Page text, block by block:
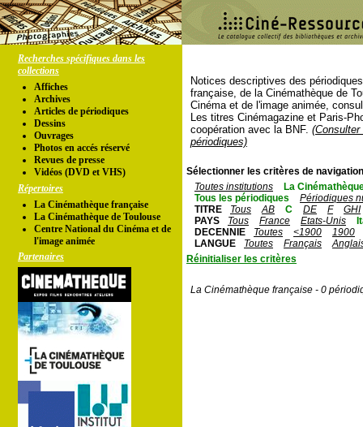
Recherches spécifiques dans les
collections
Affiches
Archives
Articles de périodiques
Dessins
Ouvrages
Photos en accés réservé
Revues de presse
Vidéos (DVD et VHS)
Répertoires
La Cinémathèque française
La Cinémathèque de Toulouse
Centre National du Cinéma et de
l'image animée
Partenaires
Notices descriptives des
française, de la Cinémathèque de
Cinéma et de l'image animée,
Les titres Cinémagazine et Paris-
coopération avec la BNF.
périodiques)
Sélectionner les critères de
Toutes institutions
La
Tous les périodiques
Périodiques
TITRE
Tous AB C DE F
GHI
PAYS
Tous France Etats-Unis
DECENNIE
Toutes <1900
1900
LANGUE
Toutes Français
Réinitialiser les critères
La Cinémathèque française - 0